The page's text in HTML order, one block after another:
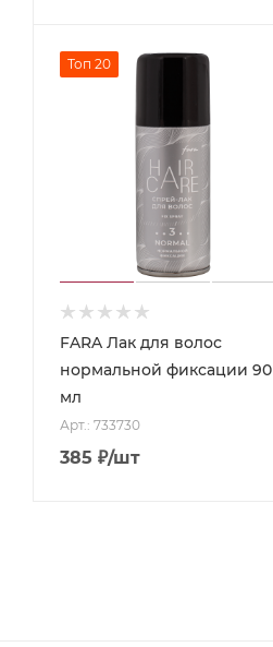
Топ 20
FARA Лак для волос
нормальной фиксации 90
мл
Арт.: 733730
385 ₽/шт